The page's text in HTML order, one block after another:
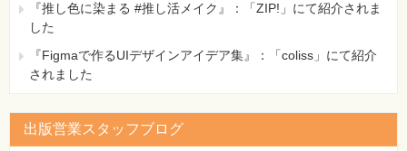
387ページ ●製図、問1の解説文3-4行目
その他の部分の面積は27×5＝145m2と、
[正]
【 第3刷にて修正 】
『推し色に染まる #推し活メイク』：「ZIP!」にて紹介されま
した
『Figmaで作るUIデザインアイデア集』：「coliss」にて紹介
されました
出版営業スタッフブログ